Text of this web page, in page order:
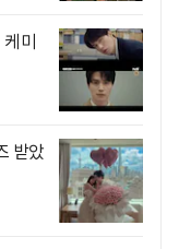
미
받았